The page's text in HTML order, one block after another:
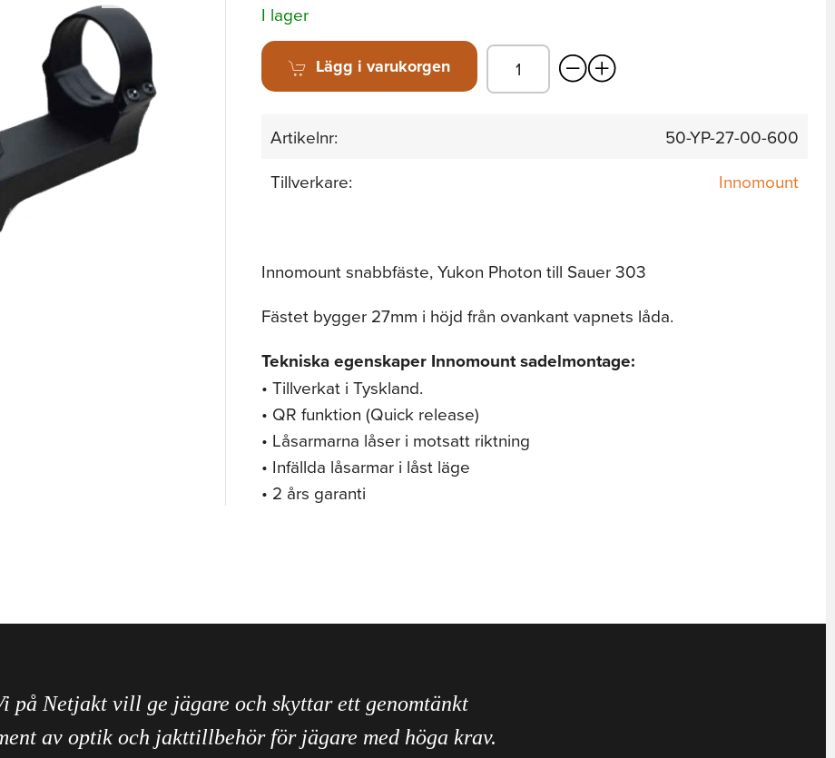
I lager
Lägg i varukorgen
Artikelnr:
50-YP-27-00-600
Tillverkare:
Innomount
Innomount snabbfäste, Yukon Photon till Sauer 303
Fästet bygger 27mm i höjd från ovankant vapnets låda.
Tekniska egenskaper Innomount sadelmontage:
• Tillverkat i Tyskland.
• QR funktion (Quick release)
• Låsarmarna låser i motsatt riktning
• Infällda låsarmar i låst läge
• 2 års garanti
på Netjakt vill ge jägare och skyttar ett genomtänkt
av optik och jakttillbehör för jägare med höga krav.